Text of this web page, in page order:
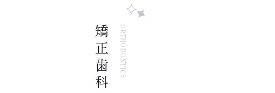
ORTHODONTICS
矯正歯科